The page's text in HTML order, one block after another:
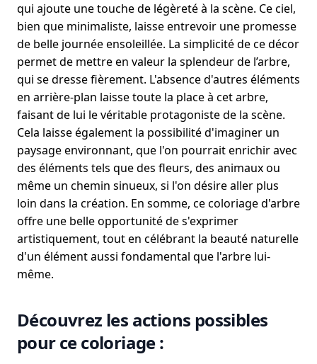
qui ajoute une touche de légèreté à la scène. Ce ciel,
bien que minimaliste, laisse entrevoir une promesse
de belle journée ensoleillée. La simplicité de ce décor
permet de mettre en valeur la splendeur de l’arbre,
qui se dresse fièrement. L'absence d'autres éléments
en arrière-plan laisse toute la place à cet arbre,
faisant de lui le véritable protagoniste de la scène.
Cela laisse également la possibilité d'imaginer un
paysage environnant, que l'on pourrait enrichir avec
des éléments tels que des fleurs, des animaux ou
même un chemin sinueux, si l'on désire aller plus
loin dans la création. En somme, ce coloriage d'arbre
offre une belle opportunité de s'exprimer
artistiquement, tout en célébrant la beauté naturelle
d'un élément aussi fondamental que l'arbre lui-
même.
Découvrez les actions possibles
pour ce coloriage :